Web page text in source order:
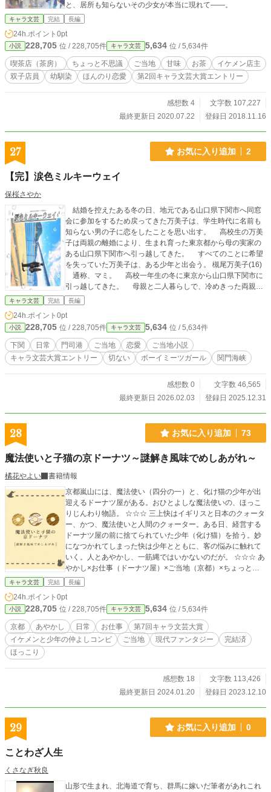
と、居所も知らないその少女が本当に現れて――。
キャラ文芸 完結 長編
24h.ポイント 0pt
小説 228,705 位 / 228,705件 キャラ文芸 5,634 位 / 5,634件
喫茶店（茶房） ちょっと不思議 ご当地 甘味 お茶
イケメン店主
双子店員
幼馴染 ほんのり恋愛 第2回キャラ文芸大賞エントリー
感想数 4
文字数 107,227
最終更新日 2020.07.22
登録日 2018.11.16
27 お気に入り追加 2
【完】涙色ミルキーウェイ
保桜さやか
結婚を控えたある冬の日、地元である山口県下関市へ同窓
会に参加をするため戻ってきた万美子は、学生時代に名前も
知らない男の子に恋をしたことを思い出す。 高校生の万美
子は両親の離婚により、生まれ育った東京都から母の実家の
ある山口県下関市へ引っ越してきた。 すべてのことに希望
を失っていた万美子は、ある少年と出会う。 槻尾万美子(16)
通称、マミ。 高校一年生の冬に東京から山口県下関市に
引っ越してきた。 母親と二人暮らしで、冷めきった両親の
影響で人のことを信用できず、日々に絶望している。 大学
会うことのできる男の子。 北九州市門司区に住んでいるら
しく、万美子の家の近くから下関市の高校に通っているらし
い。 もともとは下関に住んでいたが、両親が転勤したこと
により、ひとりだけ門司区に住む祖父母のところに滞在して
いるという。 陸上部。 関門トンネル 山口県下関側の御
行可能時間は6:00～22:00。 歩行者は無料、自転車・原付
は20円。 トンネルの中程には山口県と福岡県の県境があ
キャラ文芸 完結 長編
24h.ポイント 0pt
小説 228,705 位 / 228,705件 キャラ文芸 5,634 位 / 5,634件
下関 日常 門司港 ご当地 恋愛
ご当地小説
キャラ文芸大賞エントリー
切ない ボーイミーツガール 関門海峡
感想数 0
文字数 46,565
最終更新日 2026.02.03
登録日 2025.12.31
28 お気に入り追加 73
魔法使いと子猫の京ドーナツ～謎解き風味でめしあがれ～
橘花やよい
書籍情報
京都嵐山には、魔法使い（四分の一）と、化け猫の少年が出
迎えるドーナツ屋がある。おひとよしな魔法使いの、ほっこ
りじんわり物語。 ☆☆☆ 三上快はイギリスと日本のクォータ
ー、かつ、魔法使いと人間のクォーター。ある日、経営する
ドーナツ屋の前に捨てられていた少年（化け猫）を拾う。妙
になつかれてしまった快は少年とともに、客の悩みに触れて
いく。人とあやかし、一筋縄ではいかないのだが。 ☆☆☆ あ
やかし×お仕事（ドーナツ屋）×ご当地（京都）×ちょっと謎
解き×グルメと、よくばりなお話、完結しました！楽しんでい
で、ネタバレ注意です。
キャラ文芸 完結 長編
24h.ポイント 0pt
小説 228,705 位 / 228,705件 キャラ文芸 5,634 位 / 5,634件
京都 あやかし 日常 お仕事
第7回キャラ文芸大賞
イケメンと少年の仲よしコンビ
ご当地 現代ファンタジー
完結済
ほっこり
感想数 18
文字数 113,426
最終更新日 2024.01.20
登録日 2023.12.10
29 お気に入り追加 0
ことわざ人生
くさなぎ秋良
山形で生まれ、北海道で育ち、群馬に嫁いだ筆者があれこれ